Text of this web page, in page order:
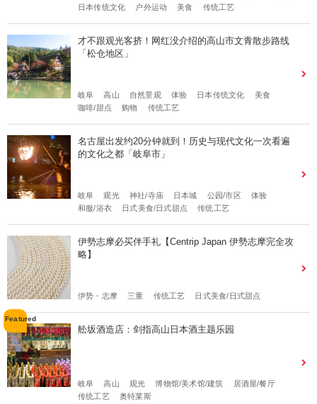
日本传统文化
户外运动 美食 传统工艺
才不跟观光客挤！网红没介绍的高山市文青散步路线
「松仓地区」
岐阜 高山 自然景观 体验 日本传统文化
美食
咖啡/甜点
购物 传统工艺
名古屋出发约20分钟就到！历史与现代文化一次看遍
的文化之都「岐阜市」
岐阜 观光 神社/寺庙 日本城 公园/市区
体验
和服/浴衣
日式美食/日式甜点 传统工艺
伊勢志摩必买伴手礼【Centrip Japan 伊勢志摩完全攻
略】
伊势・志摩 三重 传统工艺 日式美食/日式甜点
舩坂酒造店：剑指高山日本酒主题乐园
岐阜 高山 观光 博物馆/美术馆/建筑
居酒屋/餐厅
传统工艺
奥特莱斯